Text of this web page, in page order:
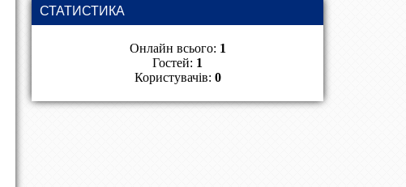
СТАТИСТИКА
Онлайн всього: 1
Гостей: 1
Користувачів: 0